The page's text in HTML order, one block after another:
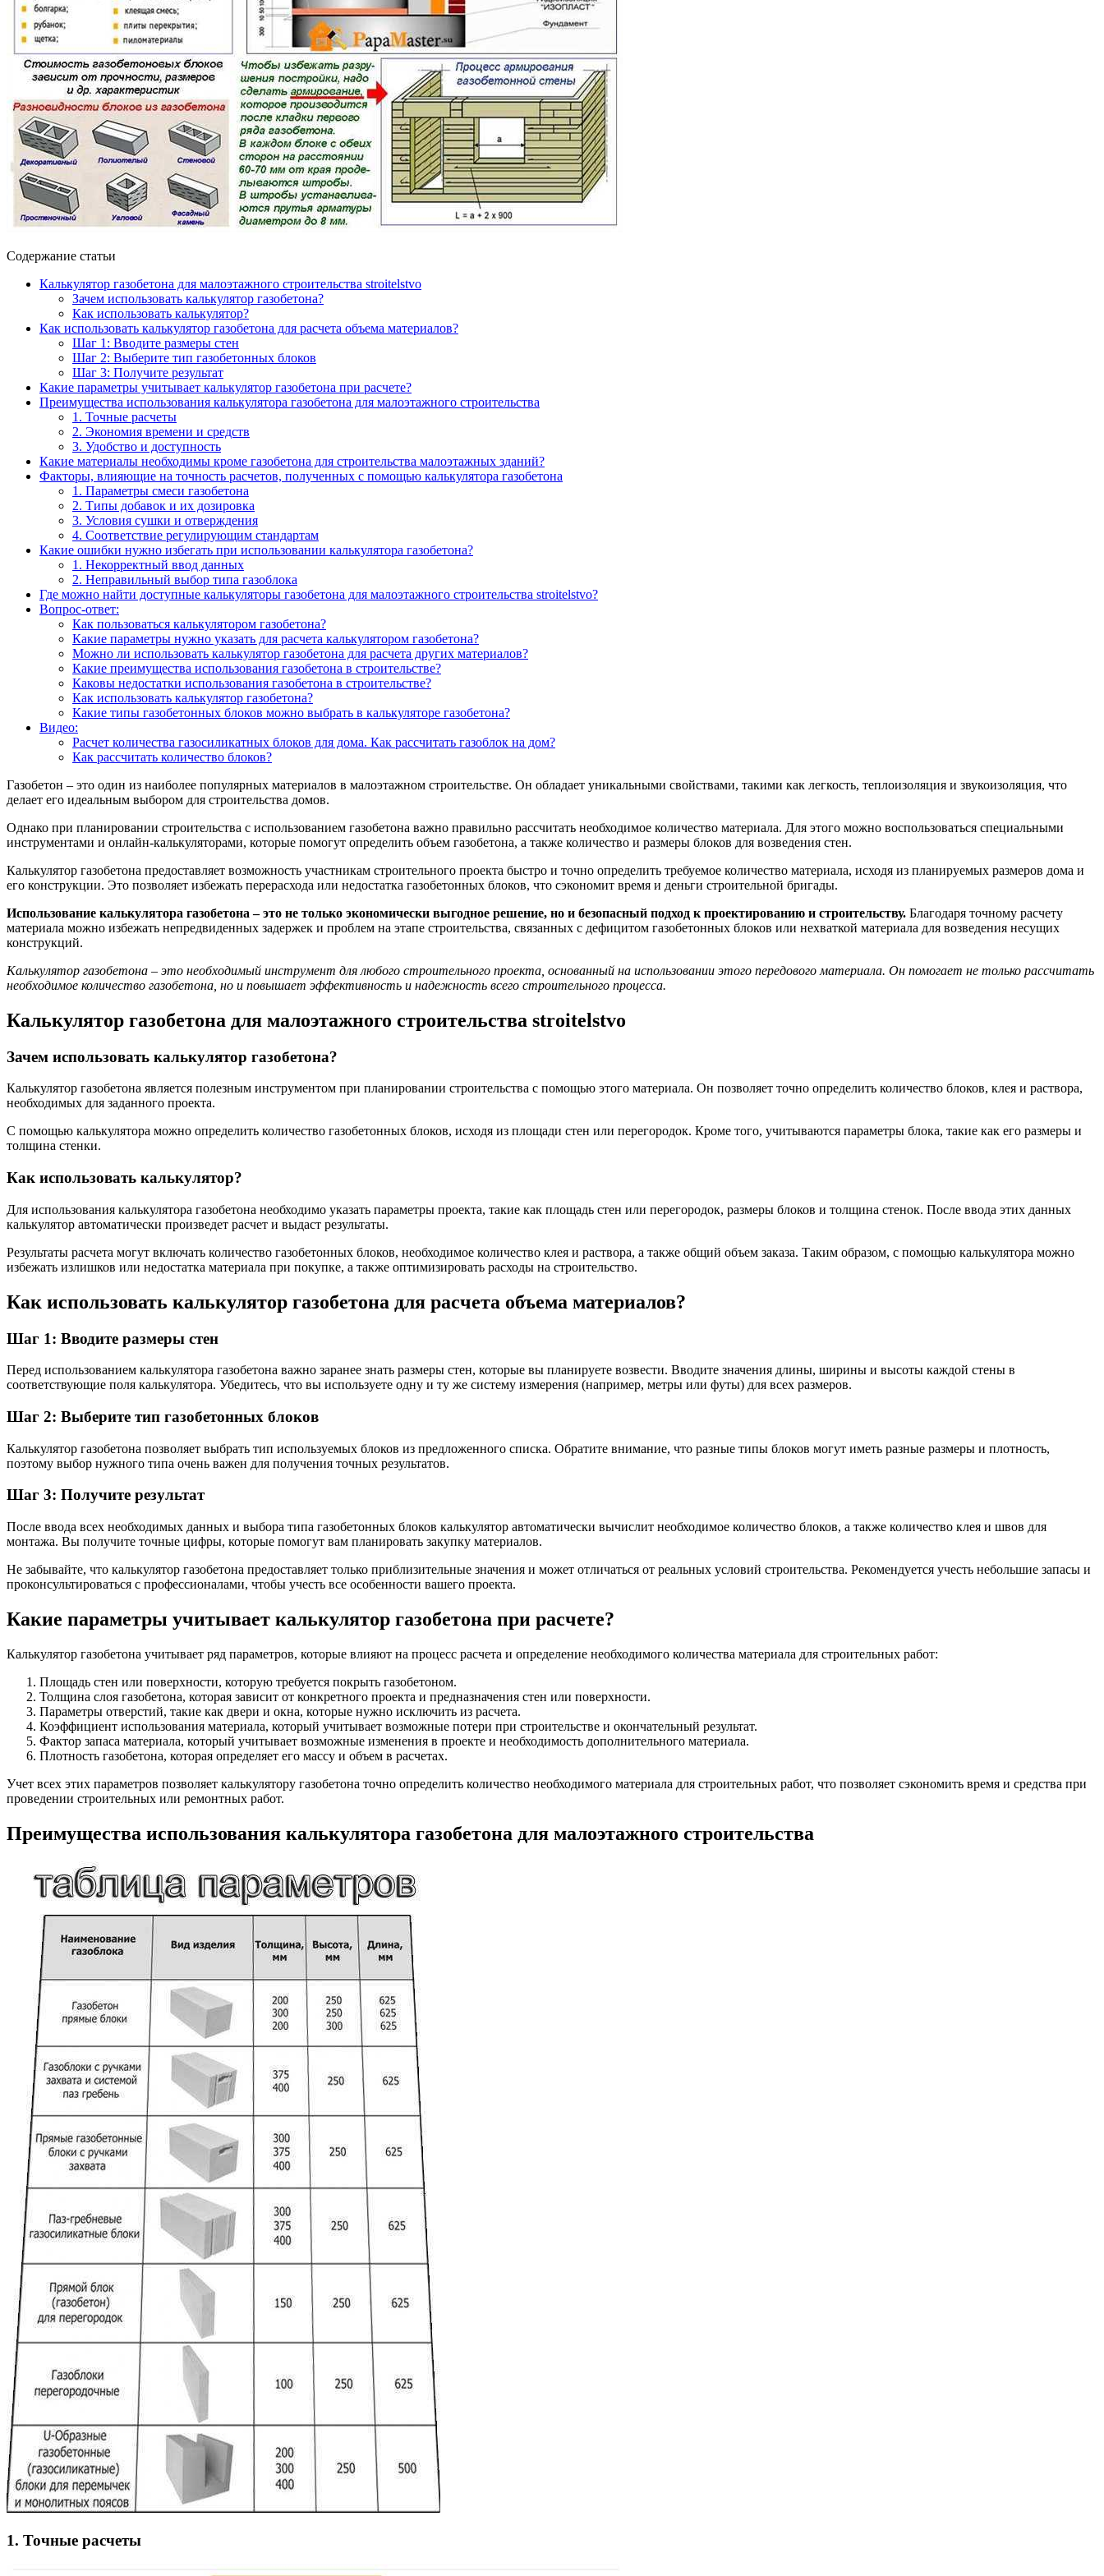
Содержание статьи
Калькулятор газобетона для малоэтажного строительства stroitelstvo
Зачем использовать калькулятор газобетона?
Как использовать калькулятор?
Как использовать калькулятор газобетона для расчета объема материалов?
Шаг 1: Вводите размеры стен
Шаг 2: Выберите тип газобетонных блоков
Шаг 3: Получите результат
Какие параметры учитывает калькулятор газобетона при расчете?
Преимущества использования калькулятора газобетона для малоэтажного строительства
1. Точные расчеты
2. Экономия времени и средств
3. Удобство и доступность
Какие материалы необходимы кроме газобетона для строительства малоэтажных зданий?
Факторы, влияющие на точность расчетов, полученных с помощью калькулятора газобетона
1. Параметры смеси газобетона
2. Типы добавок и их дозировка
3. Условия сушки и отверждения
4. Соответствие регулирующим стандартам
Какие ошибки нужно избегать при использовании калькулятора газобетона?
1. Некорректный ввод данных
2. Неправильный выбор типа газоблока
Где можно найти доступные калькуляторы газобетона для малоэтажного строительства stroitelstvo?
Вопрос-ответ:
Как пользоваться калькулятором газобетона?
Какие параметры нужно указать для расчета калькулятором газобетона?
Можно ли использовать калькулятор газобетона для расчета других материалов?
Какие преимущества использования газобетона в строительстве?
Каковы недостатки использования газобетона в строительстве?
Как использовать калькулятор газобетона?
Какие типы газобетонных блоков можно выбрать в калькуляторе газобетона?
Видео:
Расчет количества газосиликатных блоков для дома. Как рассчитать газоблок на дом?
Как рассчитать количество блоков?
Газобетон – это один из наиболее популярных материалов в малоэтажном строительстве. Он обладает уникальными свойствами, такими как легкость, теплоизоляция и звукоизоляция, что
делает его идеальным выбором для строительства домов.
Однако при планировании строительства с использованием газобетона важно правильно рассчитать необходимое количество материала. Для этого можно воспользоваться специальными
инструментами и онлайн-калькуляторами, которые помогут определить объем газобетона, а также количество и размеры блоков для возведения стен.
Калькулятор газобетона предоставляет возможность участникам строительного проекта быстро и точно определить требуемое количество материала, исходя из планируемых размеров дома и
его конструкции. Это позволяет избежать перерасхода или недостатка газобетонных блоков, что сэкономит время и деньги строительной бригады.
Использование калькулятора газобетона – это не только экономически выгодное решение, но и безопасный подход к проектированию и строительству. Благодаря точному расчету
материала можно избежать непредвиденных задержек и проблем на этапе строительства, связанных с дефицитом газобетонных блоков или нехваткой материала для возведения несущих
конструкций.
Калькулятор газобетона – это необходимый инструмент для любого строительного проекта, основанный на использовании этого передового материала. Он помогает не только рассчитать
необходимое количество газобетона, но и повышает эффективность и надежность всего строительного процесса.
Калькулятор газобетона для малоэтажного строительства stroitelstvo
Зачем использовать калькулятор газобетона?
Калькулятор газобетона является полезным инструментом при планировании строительства с помощью этого материала. Он позволяет точно определить количество блоков, клея и раствора,
необходимых для заданного проекта.
С помощью калькулятора можно определить количество газобетонных блоков, исходя из площади стен или перегородок. Кроме того, учитываются параметры блока, такие как его размеры и
толщина стенки.
Как использовать калькулятор?
Для использования калькулятора газобетона необходимо указать параметры проекта, такие как площадь стен или перегородок, размеры блоков и толщина стенок. После ввода этих данных
калькулятор автоматически произведет расчет и выдаст результаты.
Результаты расчета могут включать количество газобетонных блоков, необходимое количество клея и раствора, а также общий объем заказа. Таким образом, с помощью калькулятора можно
избежать излишков или недостатка материала при покупке, а также оптимизировать расходы на строительство.
Как использовать калькулятор газобетона для расчета объема материалов?
Шаг 1: Вводите размеры стен
Перед использованием калькулятора газобетона важно заранее знать размеры стен, которые вы планируете возвести. Вводите значения длины, ширины и высоты каждой стены в
соответствующие поля калькулятора. Убедитесь, что вы используете одну и ту же систему измерения (например, метры или футы) для всех размеров.
Шаг 2: Выберите тип газобетонных блоков
Калькулятор газобетона позволяет выбрать тип используемых блоков из предложенного списка. Обратите внимание, что разные типы блоков могут иметь разные размеры и плотность,
поэтому выбор нужного типа очень важен для получения точных результатов.
Шаг 3: Получите результат
После ввода всех необходимых данных и выбора типа газобетонных блоков калькулятор автоматически вычислит необходимое количество блоков, а также количество клея и швов для
монтажа. Вы получите точные цифры, которые помогут вам планировать закупку материалов.
Не забывайте, что калькулятор газобетона предоставляет только приблизительные значения и может отличаться от реальных условий строительства. Рекомендуется учесть небольшие запасы и
проконсультироваться с профессионалами, чтобы учесть все особенности вашего проекта.
Какие параметры учитывает калькулятор газобетона при расчете?
Калькулятор газобетона учитывает ряд параметров, которые влияют на процесс расчета и определение необходимого количества материала для строительных работ:
Площадь стен или поверхности, которую требуется покрыть газобетоном.
Толщина слоя газобетона, которая зависит от конкретного проекта и предназначения стен или поверхности.
Параметры отверстий, такие как двери и окна, которые нужно исключить из расчета.
Коэффициент использования материала, который учитывает возможные потери при строительстве и окончательный результат.
Фактор запаса материала, который учитывает возможные изменения в проекте и необходимость дополнительного материала.
Плотность газобетона, которая определяет его массу и объем в расчетах.
Учет всех этих параметров позволяет калькулятору газобетона точно определить количество необходимого материала для строительных работ, что позволяет сэкономить время и средства при
проведении строительных или ремонтных работ.
Преимущества использования калькулятора газобетона для малоэтажного строительства
1. Точные расчеты